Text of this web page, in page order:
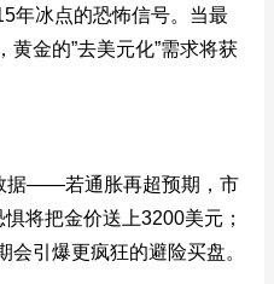
年冰点的恐怖信号。当最
黄金的”去美元化”需求将获
据——若通胀再超预期，市
将把金价送上3200美元；
引爆更疯狂的避险买盘。